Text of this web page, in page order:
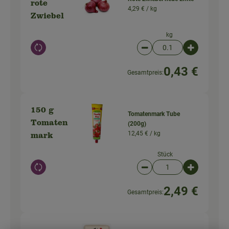
rote
Zwiebel
Auswahl ändern
4,29 € / kg
kg
Artikelanzahl
Gesamtpreis:0,43 €
150 g
Tomaten
mark
Auswahl ändern
Tomatenmark Tube
(200g)
12,45 € / kg
Stück
Artikelanzahl
Gesamtpreis:2,49 €